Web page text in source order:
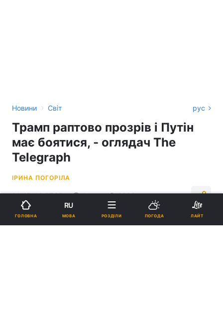
Новини › Світ рус
Трамп раптово прозрів і Путін
має боятися, - оглядач The
Telegraph
ІРИНА ПОГОРІЛА
14:45, 10.07.25 4 хв. 2003
Підпишіться на нас в Google
ГОЛОВНА
RU
МОВА РОЗДІЛИ ПОГОДА ЛАЙТ